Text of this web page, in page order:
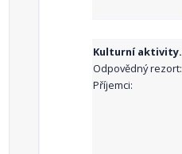
Kulturní aktivity.
Odpovědný rezort:
Příjemci: